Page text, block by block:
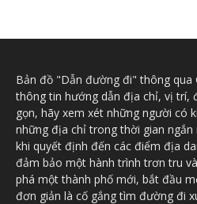
Bản đồ "Dẫn đường đi" thông qua
thông tin hướng dẫn địa chỉ, vị trí,
gọn, hãy xem xét những người có
những địa chỉ trong thời gian
khi quyết định đến các điểm địa
đảm bảo một hành trình trơn tru
phá một thành phố mới, bắt đầu
đơn giản là cố gắng tìm đường đi